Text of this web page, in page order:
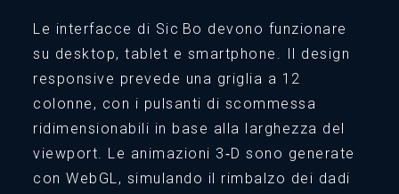
Le interfacce di Sic Bo devono funzionare
su desktop, tablet e smartphone. Il design
responsive prevede una griglia a 12
colonne, con i pulsanti di scommessa
ridimensionabili in base alla larghezza del
viewport. Le animazioni 3‑D sono generate
con WebGL, simulando il rimbalzo dei dadi